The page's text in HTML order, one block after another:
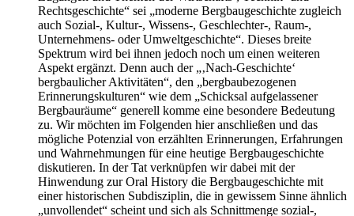
Rechtsgeschichte“ sei „moderne Bergbaugeschichte zugleich
auch Sozial-, Kultur-, Wissens-, Geschlechter-, Raum-,
Unternehmens- oder Umweltgeschichte“. Dieses breite
Spektrum wird bei ihnen jedoch noch um einen weiteren
Aspekt ergänzt. Denn auch der „‚Nach-Geschichte‘
bergbaulicher Aktivitäten“, den „bergbaubezogenen
Erinnerungskulturen“ wie dem „Schicksal aufgelassener
Bergbauräume“ generell komme eine besondere Bedeutung
zu. Wir möchten im Folgenden hier anschließen und das
mögliche Potenzial von erzählten Erinnerungen, Erfahrungen
und Wahrnehmungen für eine heutige Bergbaugeschichte
diskutieren. In der Tat verknüpfen wir dabei mit der
Hinwendung zur Oral History die Bergbaugeschichte mit
einer historischen Subdisziplin, die in gewissem Sinne ähnlich
„unvollendet“ scheint und sich als Schnittmenge sozial-,